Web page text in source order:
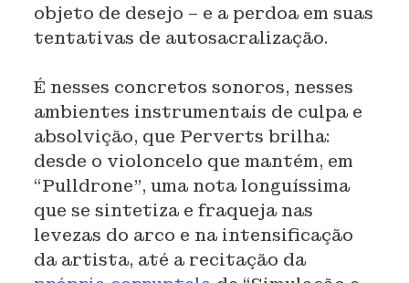
objeto de desejo – e a perdoa em suas
tentativas de autosacralização.
É nesses concretos sonoros, nesses
ambientes instrumentais de culpa e
absolvição, que Perverts brilha:
desde o violoncelo que mantém, em
“Pulldrone”, uma nota longuíssima
que se sintetiza e fraqueja nas
levezas do arco e na intensificação
da artista, até a recitação da